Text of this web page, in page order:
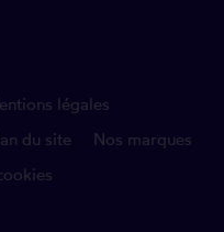
légales
du site
Nos marques